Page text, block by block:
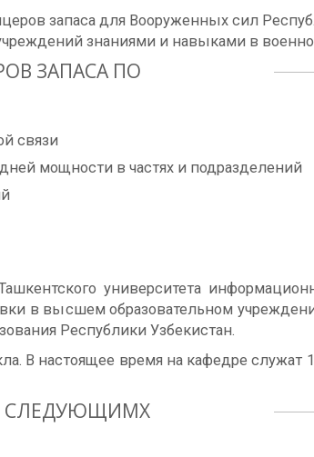
запаса для Вооруженных сил
знаниями и навыками в
ЗАПАСА ПО
связи
мощности в частях и подразделений
университета
в высшем образовательном
Республики Узбекистан.
В настоящее время на кафедре служат
СЛЕДУЮЩИМХ